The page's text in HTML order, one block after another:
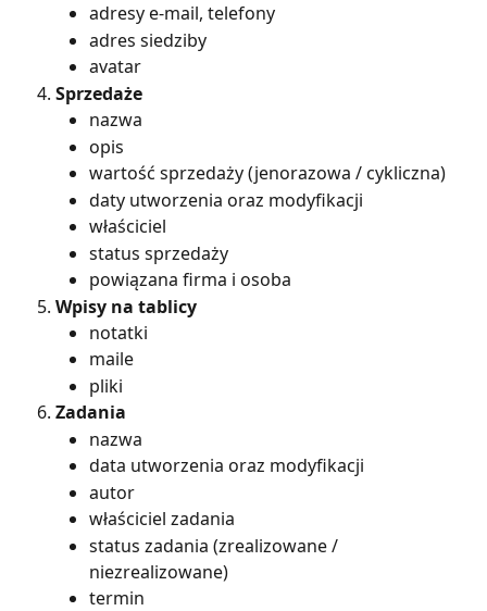
adresy e-mail, telefony
adres siedziby
avatar
Sprzedaże
nazwa
opis
wartość sprzedaży (jenorazowa / cykliczna)
daty utworzenia oraz modyfikacji
właściciel
status sprzedaży
powiązana firma i osoba
Wpisy na tablicy
notatki
maile
pliki
Zadania
nazwa
data utworzenia oraz modyfikacji
autor
właściciel zadania
status zadania (zrealizowane /
niezrealizowane)
termin